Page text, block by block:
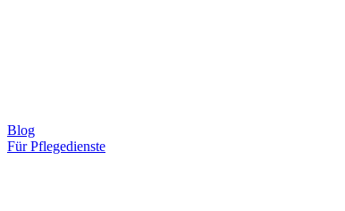
Blog
Für Pflegedienste